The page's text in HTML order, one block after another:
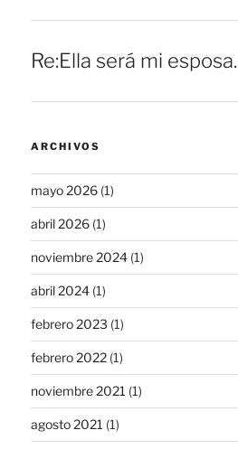
Re:Ella será mi esposa.
ARCHIVOS
mayo 2026(1)
abril 2026(1)
noviembre 2024(1)
abril 2024(1)
febrero 2023 (1)
febrero 2022(1)
noviembre 2021 (1)
agosto 2021 (1)